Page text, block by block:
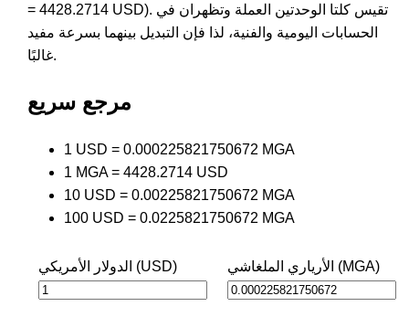
= 4428.2714 USD). تقيس كلتا الوحدتين العملة وتظهران في
الحسابات اليومية والفنية، لذا فإن التبديل بينهما بسرعة مفيد
غالبًا.
مرجع سريع
1 USD = 0.000225821750672 MGA
1 MGA = 4428.2714 USD
10 USD = 0.00225821750672 MGA
100 USD = 0.0225821750672 MGA
الدولار الأمريكي (USD) الأرياري الملغاشي (MGA)